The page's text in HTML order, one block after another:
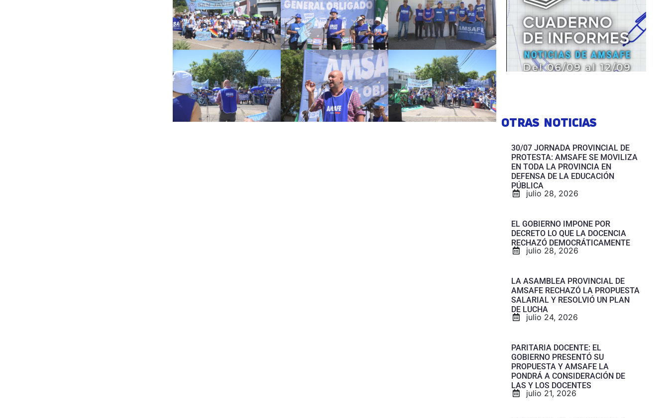
OTRAS NOTICIAS
30/07 JORNADA PROVINCIAL DE
PROTESTA: AMSAFE SE MOVILIZA
EN TODA LA PROVINCIA EN
DEFENSA DE LA EDUCACIÓN
PÚBLICA
julio 28, 2026
EL GOBIERNO IMPONE POR
DECRETO LO QUE LA DOCENCIA
RECHAZÓ DEMOCRÁTICAMENTE
julio 28, 2026
LA ASAMBLEA PROVINCIAL DE
AMSAFE RECHAZÓ LA PROPUESTA
SALARIAL Y RESOLVIÓ UN PLAN
DE LUCHA
julio 24, 2026
PARITARIA DOCENTE: EL
GOBIERNO PRESENTÓ SU
PROPUESTA Y AMSAFE LA
PONDRÁ A CONSIDERACIÓN DE
LAS Y LOS DOCENTES
julio 21, 2026